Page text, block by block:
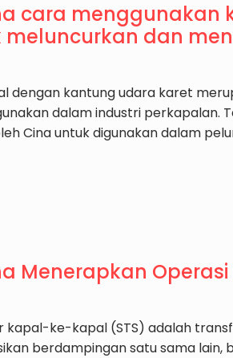
cara menggunakan
dan
dengan kantung udara karet
dalam industri perkapalan.
Cina untuk digunakan dalam
Menerapkan Operasi
kapal-ke-kapal (STS) adalah
berdampingan satu sama lain,